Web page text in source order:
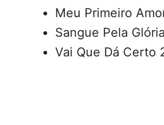
Meu Primeiro
Sangue Pela
Vai Que Dá Certo